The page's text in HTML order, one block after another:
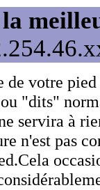
votre
"dits"
servira à
n'est pas